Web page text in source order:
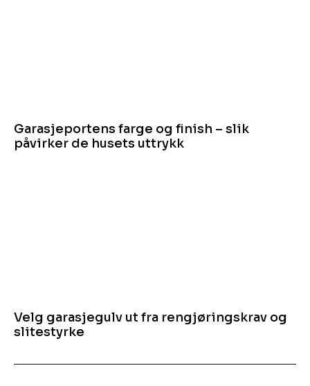
Garasjeportens farge og finish – slik
påvirker de husets uttrykk
Velg garasjegulv ut fra rengjøringskrav og
slitestyrke